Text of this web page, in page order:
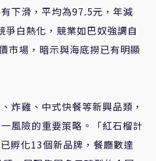
下滑，平均為97.5元，年減
爭白熱化，競業如巴奴強調自
市場，暗示與海底撈已有明顯
炸雞、中式快餐等新興品類，
風險的重要策略。「紅石榴計
孵化13個新品牌，餐廳數達